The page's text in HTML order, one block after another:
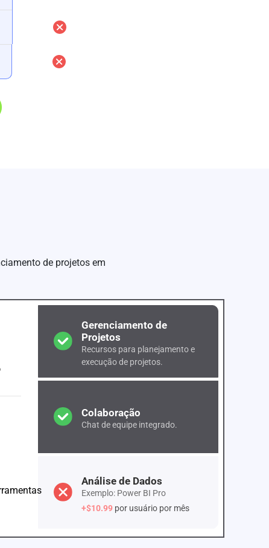
de projetos em
Gerenciamento de
Projetos
Recursos para planejamento e
execução de projetos.
Colaboração
Chat de equipe integrado.
Análise de Dados
Exemplo: Power BI Pro
+$10.99 por usuário por mês